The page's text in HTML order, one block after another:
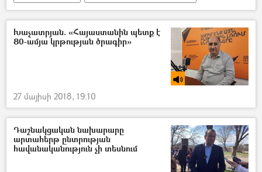
Խաչատրյան. «Հայաստանին պետք է
80-ամյա կրթության ծրագիր»
27 մայիսի 2018, 19:10
Դաշնակցական նախարարը
արտահերթ ընտրության
հավանականություն չի տեսնում